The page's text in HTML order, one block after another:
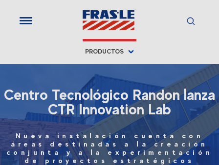
PRODUCTOS
Centro Tecnológico Randon lanza
CTR Innovation Lab
Nueva instalación cuenta con
áreas destinadas a la creación
conjunta y a la experimentación
de proyectos estratégicos